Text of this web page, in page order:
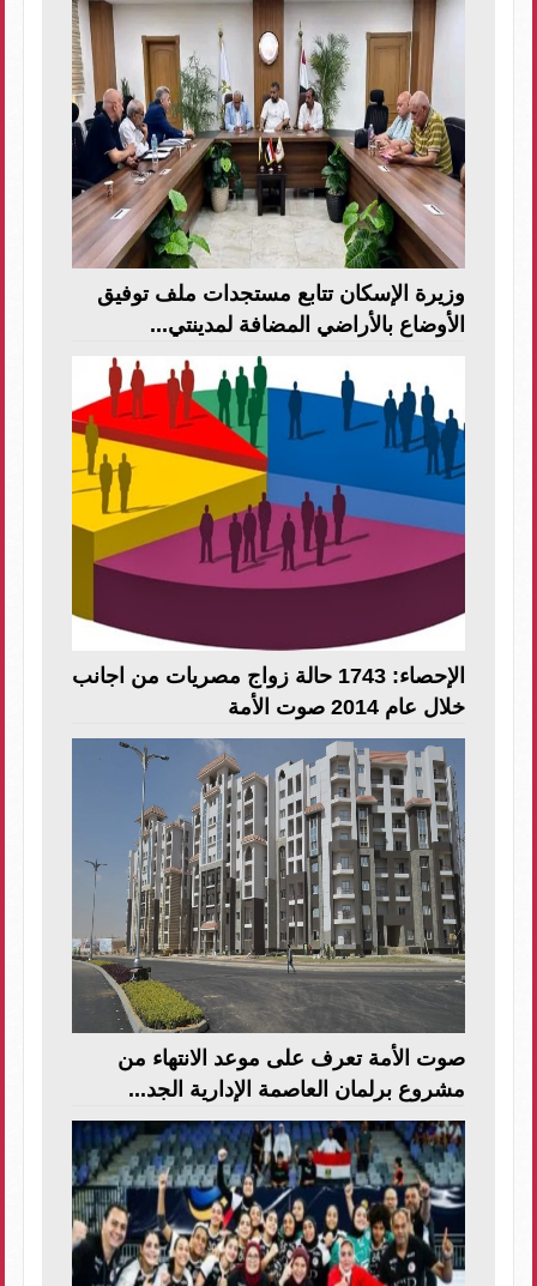
وزيرة الإسكان تتابع مستجدات ملف توفيق
الأوضاع بالأراضي المضافة لمدينتي...
الإحصاء: 1743 حالة زواج مصريات من اجانب
خلال عام 2014 صوت الأمة
صوت الأمة تعرف على موعد الانتهاء من
مشروع برلمان العاصمة الإدارية الجد...